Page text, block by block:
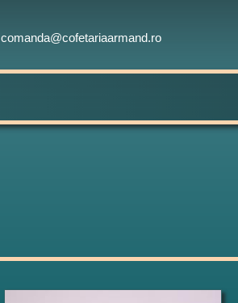
comanda@cofetariaarmand.ro